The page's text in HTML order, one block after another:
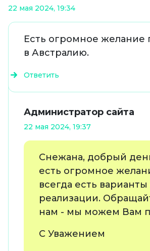
22 мая 2024, 19:34
Есть огромное желание
в Австралию.
Ответить
Администратор сайта
22 мая 2024, 19:37
Снежана, добрый
есть огромное
всегда есть варианты
реализации.
нам - мы можем Вам
С Уважением